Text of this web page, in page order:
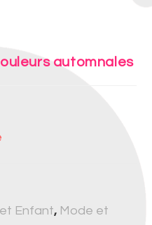
automnales
Enfant, Mode et